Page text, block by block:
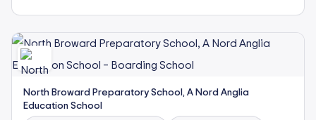
North Broward Preparatory School, A Nord Anglia
Education School